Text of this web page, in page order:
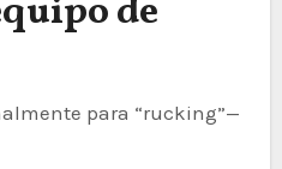
de
para “rucking”—